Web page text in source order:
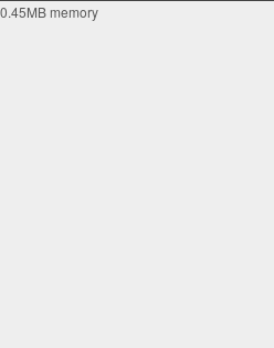
memory